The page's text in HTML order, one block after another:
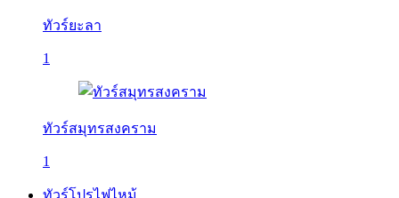
ทัวร์ยะลา
1
ทัวร์สมุทรสงคราม
1
ทัวร์โปรไฟไหม้